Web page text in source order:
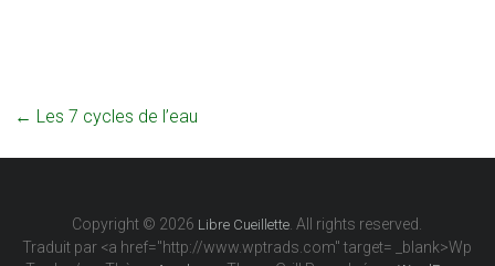
← Les 7 cycles de l’eau
Copyright © 2026 Libre Cueillette . All rights reserved.
Traduit par <a href="http://www.wptrads.com" target= _blank>Wp